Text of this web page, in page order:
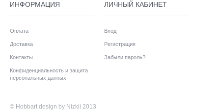
ИНФОРМАЦИЯ
Оплата
Доставка
Контакты
Конфиденциальность и защита
персональных данных
ЛИЧНЫЙ КАБИНЕТ
Вход
Регистрация
Забыли пароль?
© Hobbart design by Nizkii 2013